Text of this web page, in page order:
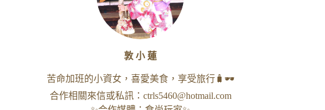
敦 小 蓮
苦命加班的小資女，喜愛美食，享受旅行🧳🕶
合作相關來信或私訊： ctrls5460@hotmail.com